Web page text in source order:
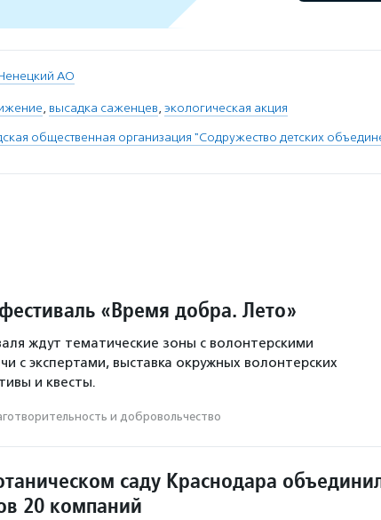
АО
, высадка саженцев, экологическая акция
общественная организация "Содружество детских
«Время добра. Лето»
ждут тематические зоны с волонтерскими
с экспертами, выставка окружных волонтерских
и квесты.
и доброволь­чест­во
саду Краснодара
20 компаний